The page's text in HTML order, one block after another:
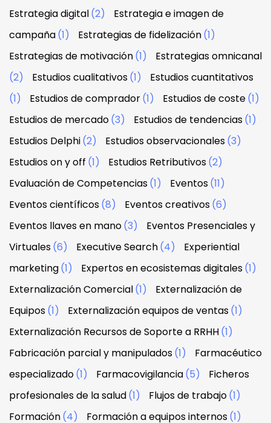
Estrategia digital(2)
Estrategia e imagen de
campaña(1) Estrategias de fidelización(1)
Estrategias de motivación(1)
Estrategias omnicanal
(2)
Estudios cualitativos(1)
Estudios cuantitativos
(1)
Estudios de comprador(1) Estudios de coste(1)
Estudios de mercado(3) Estudios de tendencias(1)
Estudios Delphi(2) Estudios observacionales(3)
Estudios on y off (1) Estudios Retributivos(2)
Evaluación de Competencias(1) Eventos(11)
Eventos científicos(8) Eventos creativos(6)
Eventos llaves en mano(3)
Eventos Presenciales y
Virtuales(6) Executive Search(4)
Experiential
marketing(1) Expertos en ecosistemas digitales(1)
Externalización Comercial(1)
Externalización de
Equipos(1) Externalización equipos de ventas(1)
Externalización Recursos de Soporte a RRHH(1)
Fabricación parcial y manipulados(1)
Farmacéutico
especializado(1) Farmacovigilancia(5)
Ficheros
profesionales de la salud(1) Flujos de trabajo(1)
Formación(4) Formación a equipos internos(1)